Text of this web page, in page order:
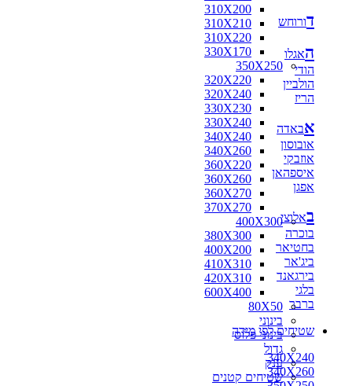
310X200
310X210
310X220
330X170
350X250
320X220
320X240
330X230
330X240
340X240
340X260
360X220
360X260
360X270
370X270
400X300
380X300
400X200
410X310
420X310
600X400
80X50
בינוני
בינוני פלוס
גדול
ענק
שטיחים קטנים
דורוחש
האגלו
הודי
הולביין
הריז
אבאדה
אובוסון
אוזבקי
איספהאן
אפגן
באלוצי
בוכרה
בחטיאר
ביג'אר
בירגאנד
בלגי
ברבר
שטיחים לפי מידה
340X240
340X260